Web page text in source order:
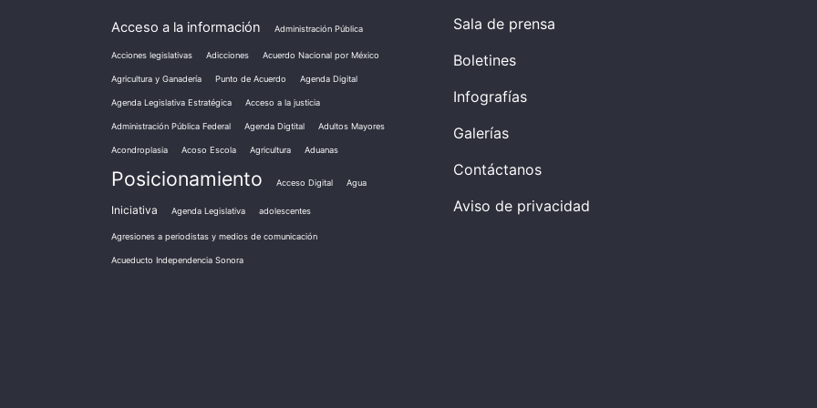
Acceso a la información Administración Pública
Acciones legislativas Adicciones Acuerdo Nacional por México
Agricultura y Ganadería Punto de Acuerdo Agenda Digital
Agenda Legislativa Estratégica Acceso a la justicia
Administración Pública Federal Agenda Digtital Adultos Mayores
Acondroplasia Acoso Escola Agricultura Aduanas
Posicionamiento Acceso Digital Agua
Iniciativa Agenda Legislativa adolescentes
Agresiones a periodistas y medios de comunicación
Acueducto Independencia Sonora
Sala de prensa
Boletines
Infografías
Galerías
Contáctanos
Aviso de privacidad